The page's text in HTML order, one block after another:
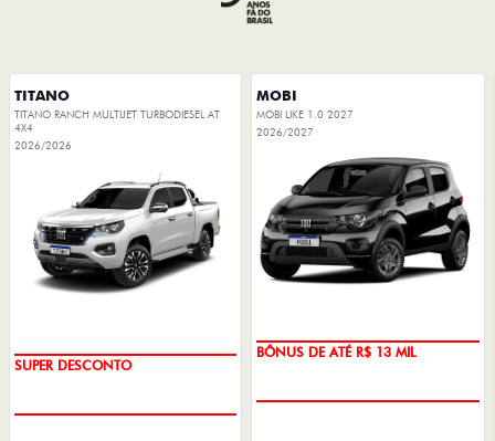
TITANO
TITANO RANCH MULTIJET TURBODIESEL AT
4X4
2026/2026
SUPER DESCONTO
MOBI
MOBI LIKE 1.0 2027
2026/2027
BÔNUS DE ATÉ R$ 13 MIL